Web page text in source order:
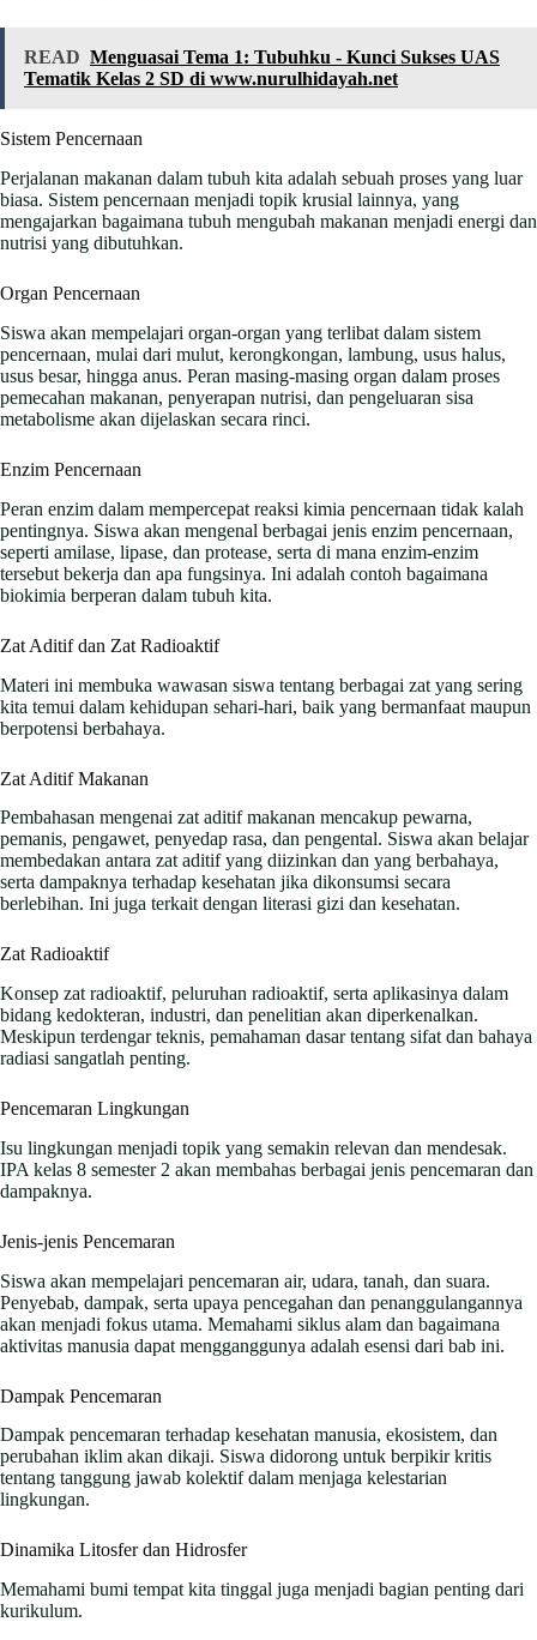
READ Menguasai Tema 1: Tubuhku - Kunci Sukses UAS
Tematik Kelas 2 SD di www.nurulhidayah.net
Sistem Pencernaan
Perjalanan makanan dalam tubuh kita adalah sebuah proses yang luar
biasa. Sistem pencernaan menjadi topik krusial lainnya, yang
mengajarkan bagaimana tubuh mengubah makanan menjadi energi dan
nutrisi yang dibutuhkan.
Organ Pencernaan
Siswa akan mempelajari organ-organ yang terlibat dalam sistem
pencernaan, mulai dari mulut, kerongkongan, lambung, usus halus,
usus besar, hingga anus. Peran masing-masing organ dalam proses
pemecahan makanan, penyerapan nutrisi, dan pengeluaran sisa
metabolisme akan dijelaskan secara rinci.
Enzim Pencernaan
Peran enzim dalam mempercepat reaksi kimia pencernaan tidak kalah
pentingnya. Siswa akan mengenal berbagai jenis enzim pencernaan,
seperti amilase, lipase, dan protease, serta di mana enzim-enzim
tersebut bekerja dan apa fungsinya. Ini adalah contoh bagaimana
biokimia berperan dalam tubuh kita.
Zat Aditif dan Zat Radioaktif
Materi ini membuka wawasan siswa tentang berbagai zat yang sering
kita temui dalam kehidupan sehari-hari, baik yang bermanfaat maupun
berpotensi berbahaya.
Zat Aditif Makanan
Pembahasan mengenai zat aditif makanan mencakup pewarna,
pemanis, pengawet, penyedap rasa, dan pengental. Siswa akan belajar
membedakan antara zat aditif yang diizinkan dan yang berbahaya,
serta dampaknya terhadap kesehatan jika dikonsumsi secara
berlebihan. Ini juga terkait dengan literasi gizi dan kesehatan.
Zat Radioaktif
Konsep zat radioaktif, peluruhan radioaktif, serta aplikasinya dalam
bidang kedokteran, industri, dan penelitian akan diperkenalkan.
Meskipun terdengar teknis, pemahaman dasar tentang sifat dan bahaya
radiasi sangatlah penting.
Pencemaran Lingkungan
Isu lingkungan menjadi topik yang semakin relevan dan mendesak.
IPA kelas 8 semester 2 akan membahas berbagai jenis pencemaran dan
dampaknya.
Jenis-jenis Pencemaran
Siswa akan mempelajari pencemaran air, udara, tanah, dan suara.
Penyebab, dampak, serta upaya pencegahan dan penanggulangannya
akan menjadi fokus utama. Memahami siklus alam dan bagaimana
aktivitas manusia dapat mengganggunya adalah esensi dari bab ini.
Dampak Pencemaran
Dampak pencemaran terhadap kesehatan manusia, ekosistem, dan
perubahan iklim akan dikaji. Siswa didorong untuk berpikir kritis
tentang tanggung jawab kolektif dalam menjaga kelestarian
lingkungan.
Dinamika Litosfer dan Hidrosfer
Memahami bumi tempat kita tinggal juga menjadi bagian penting dari
kurikulum.